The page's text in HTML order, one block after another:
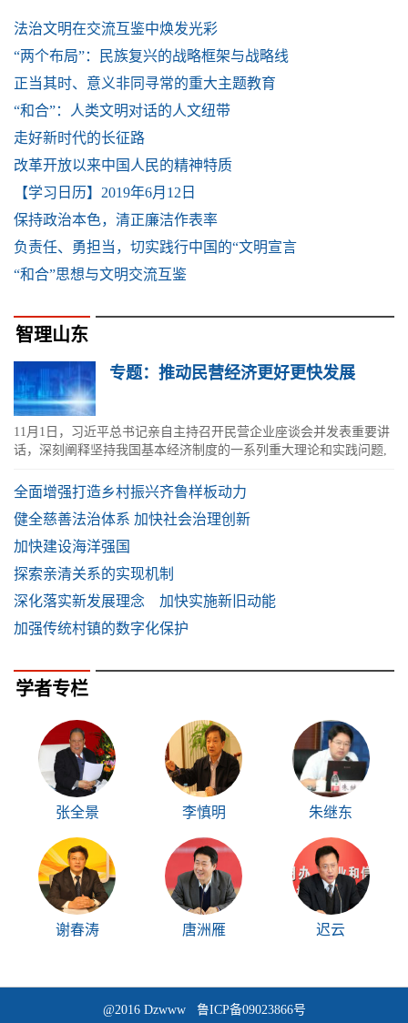
法治文明在交流互鉴中焕发光彩
“两个布局”：民族复兴的战略框架与战略线
正当其时、意义非同寻常的重大主题教育
“和合”：人类文明对话的人文纽带
走好新时代的长征路
改革开放以来中国人民的精神特质
【学习日历】2019年6月12日
保持政治本色，清正廉洁作表率
负责任、勇担当，切实践行中国的“文明宣言
“和合”思想与文明交流互鉴
智理山东
专题：推动民营经济更好更快发展
11月1日，习近平总书记亲自主持召开民营企业座谈会并发表重要讲
话，深刻阐释坚持我国基本经济制度的一系列重大理论和实践问题,
全面增强打造乡村振兴齐鲁样板动力
健全慈善法治体系 加快社会治理创新
加快建设海洋强国
探索亲清关系的实现机制
深化落实新发展理念 加快实施新旧动能
加强传统村镇的数字化保护
学者专栏
张全景 李慎明 朱继东
谢春涛 唐洲雁 迟云
@2016 Dzwww 鲁ICP备09023866号